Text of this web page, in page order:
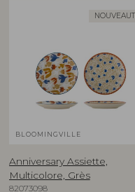
BLOOMINGVILLE
Anniversary Assiette,
Multicolore, Grès
82073098